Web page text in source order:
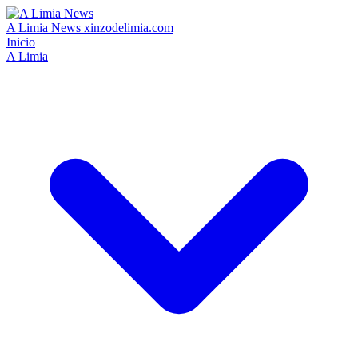
A Limia News xinzodelimia.com
Inicio
A Limia